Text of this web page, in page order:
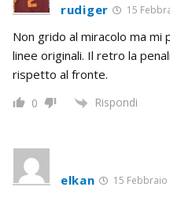
rudiger 15
Non grido al miracolo ma mi
linee originali. Il retro la
rispetto al fronte.
0 Rispondi
elkan 15 Febbraio